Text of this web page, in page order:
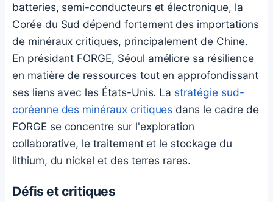
batteries, semi-conducteurs et électronique, la
Corée du Sud dépend fortement des importations
de minéraux critiques, principalement de Chine.
En présidant FORGE, Séoul améliore sa résilience
en matière de ressources tout en approfondissant
ses liens avec les États-Unis. La stratégie sud-
coréenne des minéraux critiques dans le cadre de
FORGE se concentre sur l'exploration
collaborative, le traitement et le stockage du
lithium, du nickel et des terres rares.
Défis et critiques